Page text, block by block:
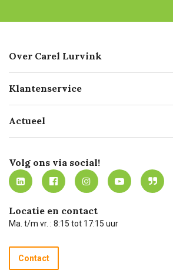
Over Carel Lurvink
Geschiedenis
Missie
Werken bij Carel Lurvink
MVO
Klantenservice
Bezorgen
Mijn Carel Lurvink
Mijn Carel Lurvink instructievideo's
Carel Lurvink App
Hulp op afstand
Technische dienst
Recycle programma
Actueel
Innovation LAB
Tevreden klanten
Carel Lurvink Blog
Carel de podcast
Volg ons via social!
Locatie en contact
Ma. t/m vr. : 8:15 tot 17:15 uur
Contact